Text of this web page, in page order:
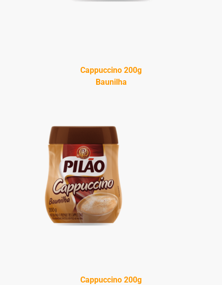
Cappuccino 200g
Baunilha
Cappuccino 200g